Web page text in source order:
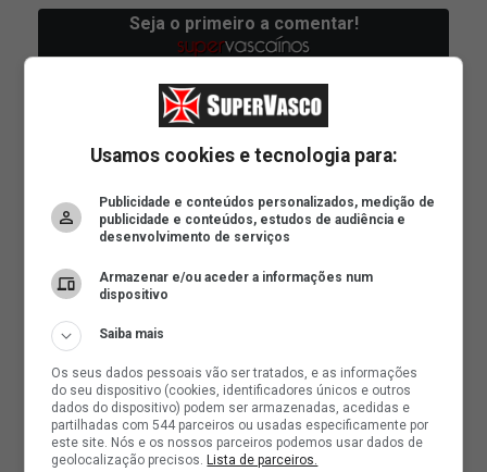
Usamos cookies e tecnologia para:
Publicidade e conteúdos personalizados, medição de
publicidade e conteúdos, estudos de audiência e
desenvolvimento de serviços
Armazenar e/ou aceder a informações num
dispositivo
Saiba mais
Os seus dados pessoais vão ser tratados, e as informações
do seu dispositivo (cookies, identificadores únicos e outros
dados do dispositivo) podem ser armazenadas, acedidas e
partilhadas com 544 parceiros ou usadas especificamente por
este site. Nós e os nossos parceiros podemos usar dados de
geolocalização precisos. Lista de parceiros.